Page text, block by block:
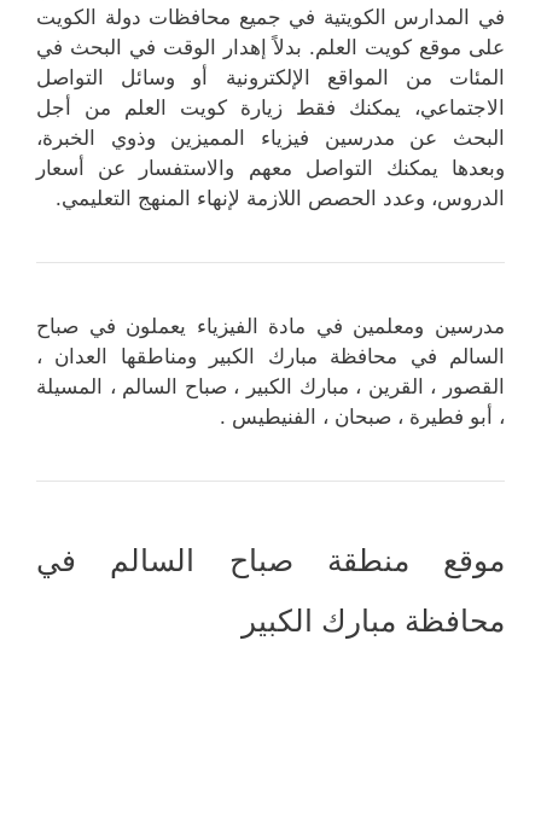
في المدارس الكويتية في جميع محافظات دولة الكويت
على موقع كويت العلم. بدلاً إهدار الوقت في البحث في
المئات من المواقع الإلكترونية أو وسائل التواصل
الاجتماعي، يمكنك فقط زيارة كويت العلم من أجل
البحث عن مدرسين فيزياء المميزين وذوي الخبرة،
وبعدها يمكنك التواصل معهم والاستفسار عن أسعار
الدروس، وعدد الحصص اللازمة لإنهاء المنهج التعليمي.
مدرسين ومعلمين في مادة الفيزياء يعملون في صباح
السالم في محافظة مبارك الكبير ومناطقها العدان ،
القصور ، القرين ، مبارك الكبير ، صباح السالم ، المسيلة
، أبو فطيرة ، صبحان ، الفنيطيس .
موقع منطقة صباح السالم في
محافظة مبارك الكبير